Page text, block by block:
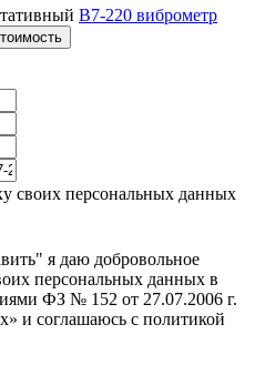
В7-220 виброметр
своих персональных данных
я даю добровольное
персональных данных в
ФЗ № 152 от 27.07.2006 г.
и соглашаюсь с политикой